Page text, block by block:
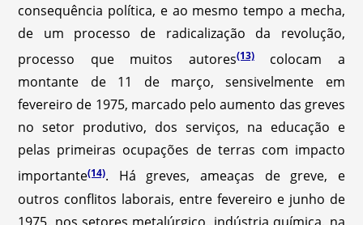
consequência política, e ao mesmo tempo a mecha,
de um processo de radicalização da revolução,
processo que muitos autores(13)colocam a
montante de 11 de março, sensivelmente em
fevereiro de 1975, marcado pelo aumento das greves
no setor produtivo, dos serviços, na educação e
pelas primeiras ocupações de terras com impacto
importante(14). Há greves, ameaças de greve, e
outros conflitos laborais, entre fevereiro e junho de
1975, nos setores metalúrgico, indústria química, na